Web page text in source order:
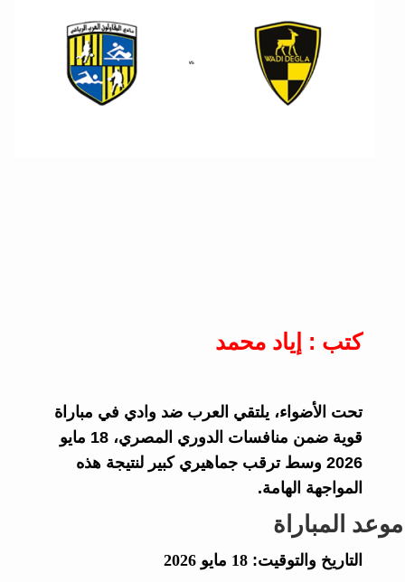
كتب : إياد محمد
تحت الأضواء، يلتقي العرب ضد وادي في مباراة
قوية ضمن منافسات الدوري المصري، 18 مايو
2026 وسط ترقب جماهيري كبير لنتيجة هذه
المواجهة الهامة.
موعد المباراة
التاريخ والتوقيت: 18 مايو 2026